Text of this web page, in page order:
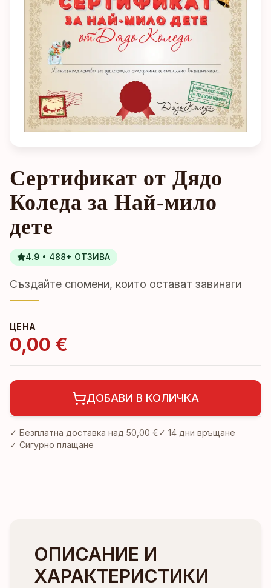
Сертификат от Дядо
Коледа за Най-мило
дете
4.9 • 488+ ОТЗИВА
Създайте спомени, които остават завинаги
ЦЕНА
0,00 €
ДОБАВИ В КОЛИЧКА
✓ Безплатна доставка над 50,00 €✓ 14 дни връщане
✓ Сигурно плащане
ОПИСАНИЕ И
ХАРАКТЕРИСТИКИ